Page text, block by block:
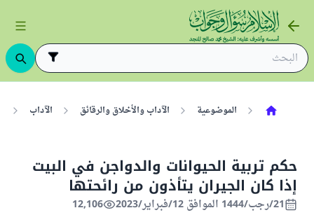
الموضوعية الآداب والأخلاق والرقائق الآداب
حكم تربية الحيوانات والدواجن في البيت
إذا كان الجيران يتأذون من رائحتها
21/رجب/1444 الموافق 12/فبراير/2023 12,106